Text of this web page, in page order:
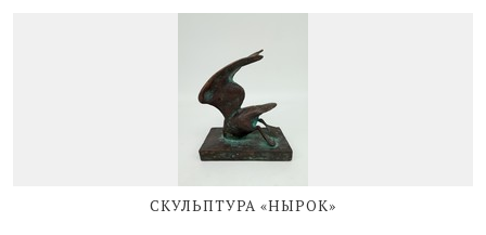
СКУЛЬПТУРА «НЫРОК»